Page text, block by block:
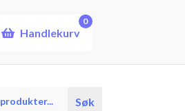
Handlekurv
0
Søk